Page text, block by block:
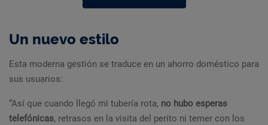
Un nuevo estilo
Esta moderna gestión se traduce en un ahorro doméstico para
sus usuarios:
“Así que cuando llegó mi tubería rota, no hubo esperas
telefónicas, retrasos en la visita del perito ni temer con los